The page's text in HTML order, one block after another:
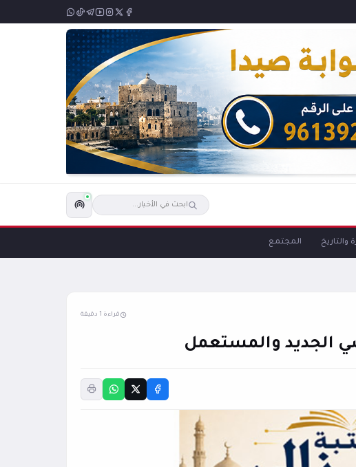
والتاريخ المجتمع
قراءة 1 دقيقة
الجديد والمستعمل